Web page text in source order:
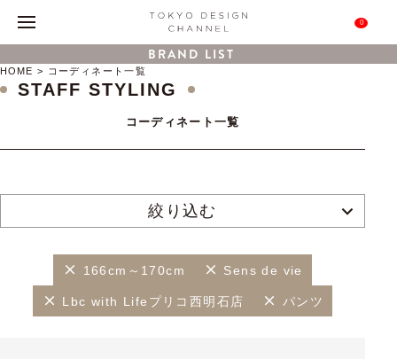
0
BRAND LIST
HOME コーディネート一覧
STAFF STYLING
コーディネート一覧
絞り込む
166cm～170cm Sens de vie
Lbc with Lifeプリコ西明石店 パンツ